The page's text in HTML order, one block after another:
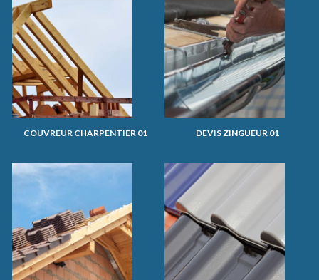
COUVREUR CHARPENTIER 01 DEVIS ZINGUEUR 01